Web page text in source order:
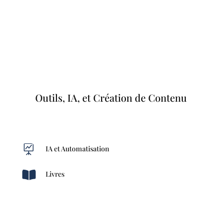
Outils, IA, et Création de Contenu
 IA et Automatisation
 Livres